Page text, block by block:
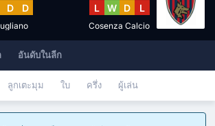
D D L W D L
Cosenza Calcio
อันดับในลีก
ลูกเตะมุม ใบ ครึ่ง ผู้เล่น